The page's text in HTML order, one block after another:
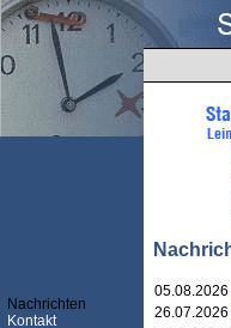
Nachrichten
Kontakt
05.08.2026
26.07.2026